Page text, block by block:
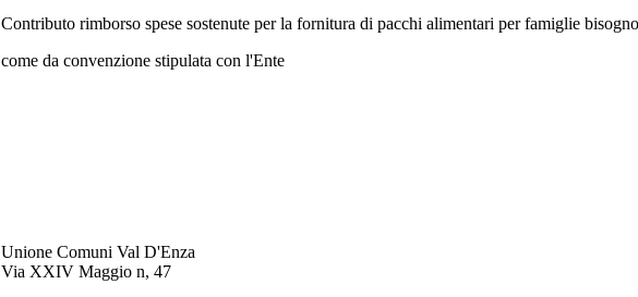
Contributo rimborso spese sostenute per la fornitura di pacchi alimentari per famiglie
come da convenzione stipulata con l'Ente
Unione Comuni Val D'Enza
Via XXIV Maggio n, 47